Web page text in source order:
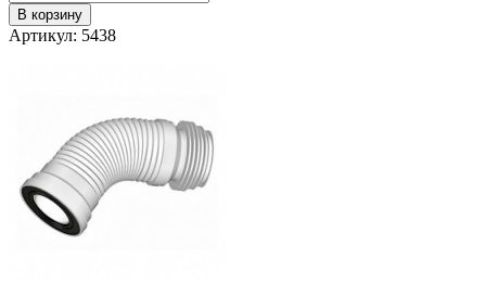
В корзину
Артикул: 5438